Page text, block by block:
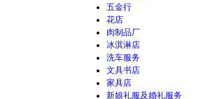
五金行
花店
肉制品厂
冰淇淋店
洗车服务
文具书店
家具店
新娘礼服及婚礼服务